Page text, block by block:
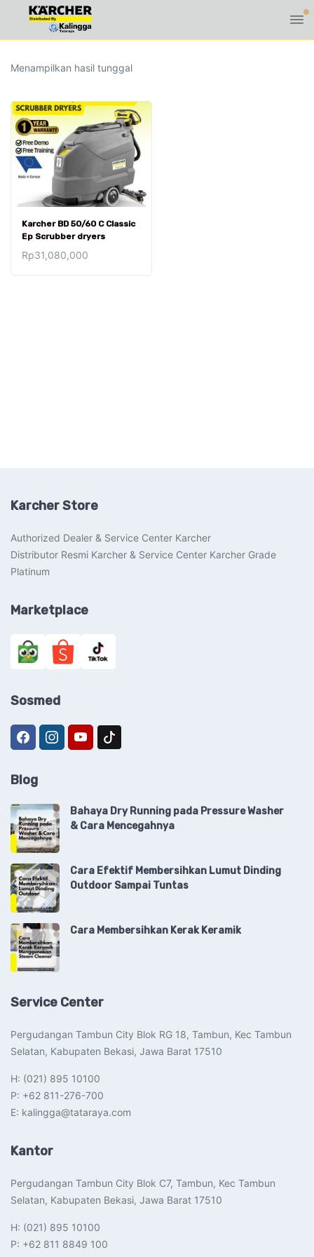
Menampilkan hasil tunggal
Karcher BD 50/60 C Classic
Ep Scrubber dryers
Rp31,080,000
Karcher Store
Authorized Dealer & Service Center Karcher
Distributor Resmi Karcher & Service Center Karcher Grade
Platinum
Marketplace
Sosmed
Blog
Bahaya Dry Running pada Pressure Washer
& Cara Mencegahnya
Cara Efektif Membersihkan Lumut Dinding
Outdoor Sampai Tuntas
Cara Membersihkan Kerak Keramik
Service Center
Pergudangan Tambun City Blok RG 18, Tambun, Kec Tambun
Selatan, Kabupaten Bekasi, Jawa Barat 17510​
H: (021) 895 10100
P: +62 811-276-700
E: kalingga@tataraya.com
Kantor
Pergudangan Tambun City Blok C7, Tambun, Kec Tambun
Selatan, Kabupaten Bekasi, Jawa Barat 17510​
H: (021) 895 10100
P: +62 811 8849 100